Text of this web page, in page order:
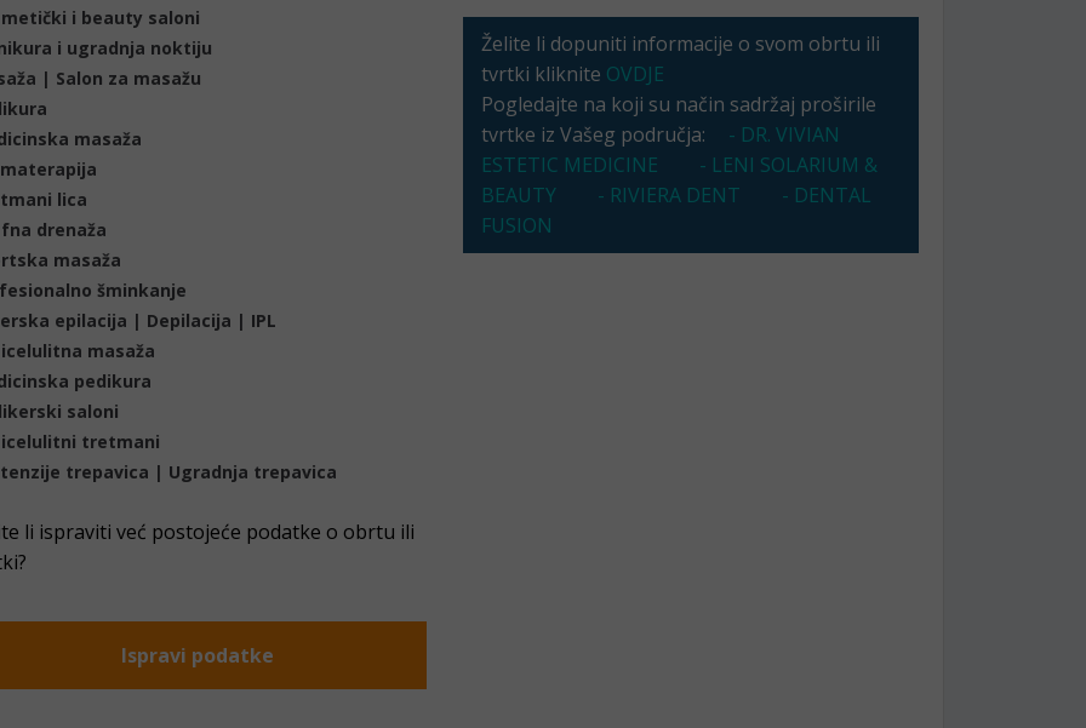
i beauty saloni
i ugradnja noktiju
| Salon za masažu
masaža
lica
drenaža
masaža
šminkanje
epilacija | Depilacija | IPL
masaža
pedikura
saloni
tretmani
trepavica | Ugradnja trepavica
li ispraviti već postojeće podatke o obrtu ili
Ispravi podatke
Želite li dopuniti informacije o svom obrtu ili
tvrtki kliknite OVDJE
Pogledajte na koji su način sadržaj proširile
tvrtke iz Vašeg područja:
- DR. VIVIAN
ESTETIC MEDICINE
- LENI SOLARIUM &
BEAUTY
- RIVIERA DENT
- DENTAL
FUSION